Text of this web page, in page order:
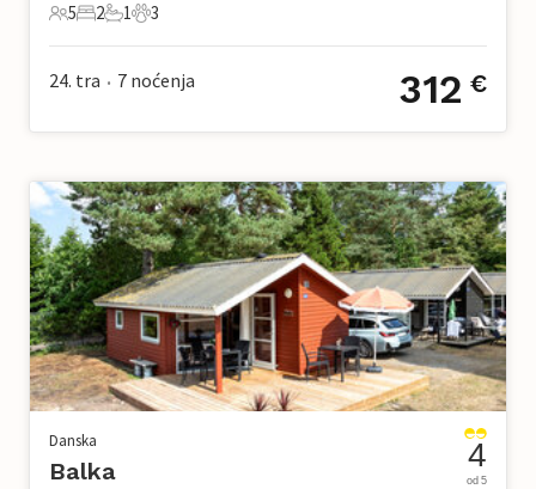
5 Gosti
5
2 Spavaće sobe
2
1 Kupaonica
1
3 Kućni ljubimac
3
24. tra • 7 noćenja 312 €
Danska
Balka 4
od 5